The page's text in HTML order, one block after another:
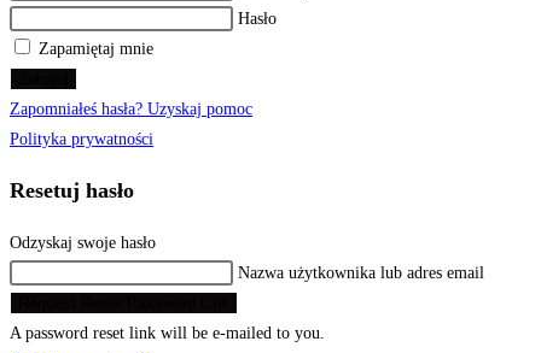
Hasło
Zapamiętaj mnie
Zapomniałeś hasła? Uzyskaj pomoc
Polityka prywatności
Resetuj hasło
Odzyskaj swoje hasło
Nazwa użytkownika lub adres email
A password reset link will be e-mailed to you.